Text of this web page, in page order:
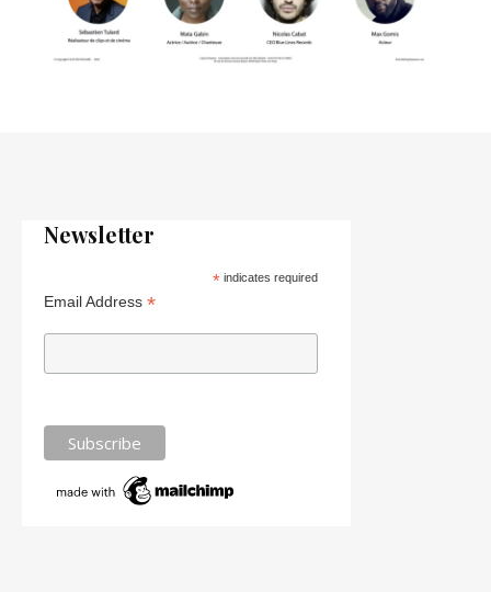
Newsletter
*indicates required
Email Address *